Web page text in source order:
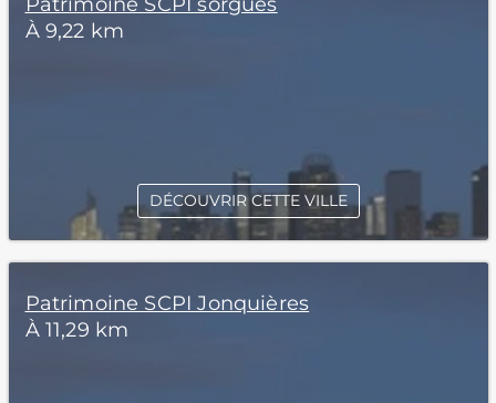
À 9,22 km
DÉCOUVRIR CETTE VILLE
Patrimoine SCPI Jonquières
À 11,29 km